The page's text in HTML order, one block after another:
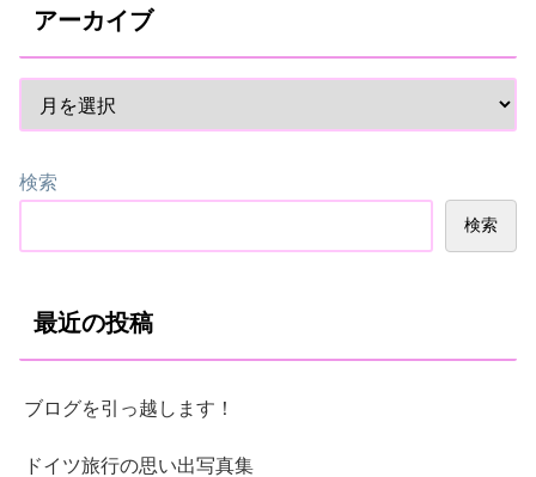
アーカイブ
検索
検索
最近の投稿
ブログを引っ越します！
ドイツ旅行の思い出写真集